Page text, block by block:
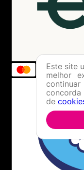
Este site
melhor
de